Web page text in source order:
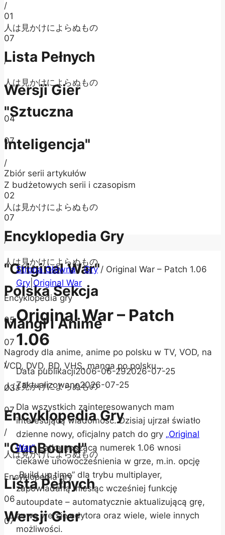
/
人は見かけによらぬもの
Lista Pełnych
Wersji Gier
04
07
/
Z budżetowych serii i czasopism
人は見かけによらぬもの
Encyklopedia Gry
"Original War"
Encyklopedia gry
05
07
/
人は見かけによらぬもの
Encyklopedia Gry
"GunBound"
Encyklopedia gry
06
07
01
07
/
人は見かけによらぬもの
"Sztuczna
Inteligencja"
Zbiór serii artykułów
02
07
/
人は見かけによらぬもの
Polska Sekcja
Mangi I Anime
Nagrody dla anime, anime po polsku w TV, VOD, na
VCD, DVD, BD, VHS, manga po polsku...
03
07
/
人は見かけによらぬもの
Lista Pełnych
Wersji Gier
Strona Główna / Gry / Original War – Patch 1.06
Gry Original War
Original War – Patch
1.06
Data publikacji2006-06-292026-07-25
Zaktualizowano2026-07-25
Dla wszystkich zainteresowanych mam
interesującą wiadomość. Dzisiaj ujrzał światło
dzienne nowy, oficjalny patch do gry „Original
War”. Łatka noszącą numerek 1.06 wnosi
ciekawe unowocześnienia w grze, m.in. opcję
„Build up time” dla trybu multiplayer,
zapowiadaną miesiąc wcześniej funkcję
autoupdate – automatycznie aktualizującą grę,
nową wersję edytora oraz wiele, wiele innych
możliwości.